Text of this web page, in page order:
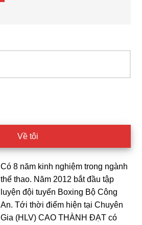
Về tôi
Có 8 năm kinh nghiệm trong ngành
thể thao. Năm 2012 bắt đầu tập
luyện đội tuyển Boxing Bộ Công
An. Tới thời điểm hiện tại Chuyên
Gia (HLV) CAO THÀNH ĐẠT có